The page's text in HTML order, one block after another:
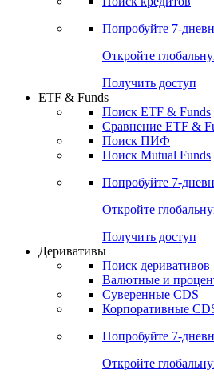
Попробуйте 7-
Откройте
Получить доступ
ETF & Funds
Поиск ETF & Funds
Сравнение ETF &
Поиск ПИФ
Поиск Mutual Funds
Попробуйте 7-
Откройте
Получить доступ
Деривативы
Поиск деривативов
Валютные и
Суверенные CDS
Корпоративные
Попробуйте 7-
Откройте